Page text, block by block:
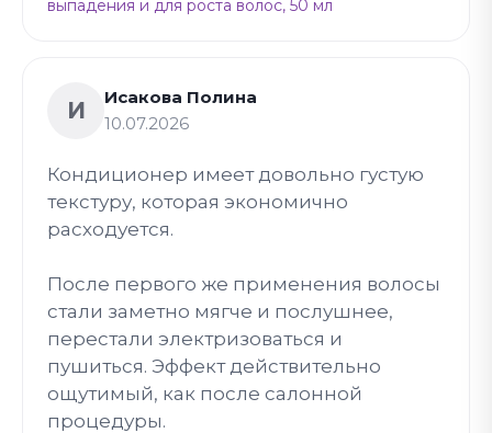
выпадения и для роста волос, 50 мл
И
Исакова Полина
10.07.2026
Кондиционер имеет довольно густую
текстуру, которая экономично
расходуется.
После первого же применения волосы
стали заметно мягче и послушнее,
перестали электризоваться и
пушиться. Эффект действительно
ощутимый, как после салонной
процедуры.